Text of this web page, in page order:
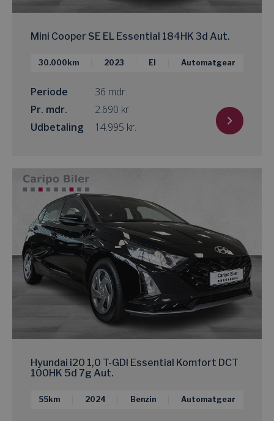
Mini Cooper SE EL Essential 184HK 3d Aut.
30.000km 2023 El Automatgear
Periode
36 mdr.
Pr. mdr.
kr.
Udbetaling
kr.
Hyundai i20 1,0 T-GDI Essential Komfort DCT
100HK 5d 7g Aut.
55km 2024 Benzin Automatgear